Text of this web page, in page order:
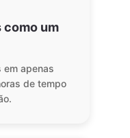
como um
em apenas
de tempo